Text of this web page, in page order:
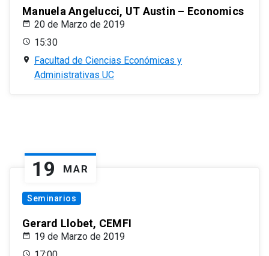
Manuela Angelucci, UT Austin – Economics
20 de Marzo de 2019
15:30
Facultad de Ciencias Económicas y
Administrativas UC
19 MAR
Seminarios
Gerard Llobet, CEMFI
19 de Marzo de 2019